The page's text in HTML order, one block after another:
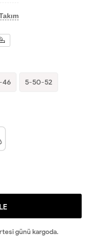
46 5-50-52
günü kargoda.